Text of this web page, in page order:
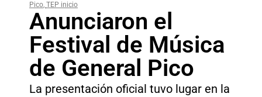
Pico, TEP inicio
Anunciaron el
Festival de Música
de General Pico
La presentación oficial tuvo lugar en la